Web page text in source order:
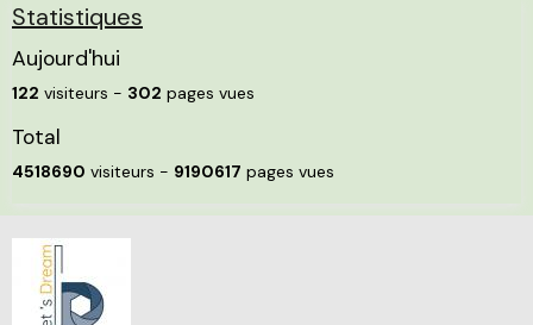
Statistiques
Aujourd'hui
122 visiteurs - 302 pages vues
Total
4518690 visiteurs - 9190617 pages vues